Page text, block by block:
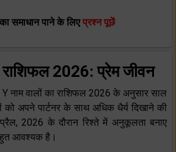
समाधान पाने के लिएप्रश्न पूछें
राशिफल 2026: प्रेम जीवन
नाम वालों का राशिफल 2026 के अनुसार साल
को अपने पार्टनर के साथ अधिक धैर्य दिखाने की
2026 के दौरान रिश्‍ते में अनुकूलता बनाए
आवश्‍यक है।